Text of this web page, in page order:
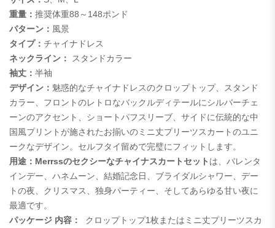
重量： 推奨体重88～148ポンド
パターン： 風景
タイプ： チャイナドレス
ネックライン：
スタンドカラー
袖丈： 半袖
デザイン： 魅惑的なチャイナドレスのクロップトップ、スタンド
カラー、フロントのレトロなバックルディテールにシルバーチェ
ーンのアクセント、ショートパフスリーブ、サイドに伝統的な中
国風プリントが施されたお揃いのミニ丈プリーツスカートのユニ
ークなデザイン。セルフタイ留めで完璧にフィットします。
用途： Merrssのセクシーなチャイナスカートセット は、バレンタ
インデー、ハネムーン、結婚記念日、ブライダルシャワー、デー
トの夜、クリスマス、独身パーティー、そしてあらゆる甘い夜に
最適です。
パッケージ 内容：
クロップトップ1枚またはミニ丈プリーツスカ